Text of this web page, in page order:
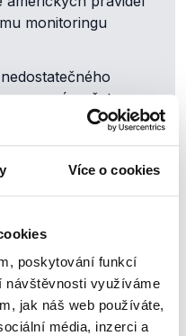
Více o cookies
poskytování funkcí
návštěvnosti využíváme
jak náš web používáte,
média, inzerci a
monitoringu
počet
Dokument
v čase zlepšilo.
zpráva z prosince
by správně měl
o tom, že by
skončily v rukou